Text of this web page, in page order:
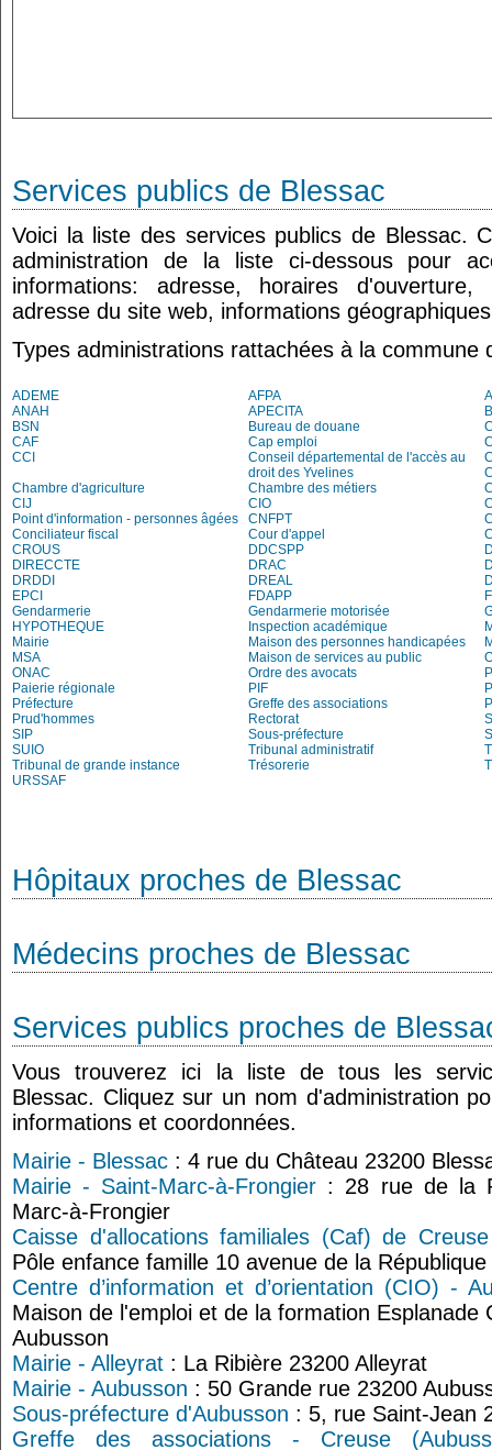
Services publics de Blessac
Voici la liste des services publics de Blessac.
administration de la liste ci-dessous pour
informations: adresse, horaires
adresse du site web, informations
Types administrations rattachées à la commune
ADEME AFPA
ANAH
APECITA
BSN
Bureau de douane
CAF
Cap emploi
CCI
Conseil départemental de l'accès au
droit des Yvelines
Chambre d'agriculture
Chambre des métiers
CIJ
CIO
Point d'information - personnes âgées
CNFPT
Conciliateur fiscal
Cour d'appel
CROUS
DDCSPP
DIRECCTE
DRAC
DRDDI
DREAL
EPCI
FDAPP
Gendarmerie
Gendarmerie motorisée
HYPOTHEQUE
Inspection académique
Mairie
Maison des personnes handicapées
MSA
Maison de services au public
ONAC
Ordre des avocats
Paierie régionale
PIF
Préfecture
Greffe des associations
Prud'hommes
Rectorat
SIP
Sous-préfecture
SUIO
Tribunal administratif
Tribunal de grande instance
Trésorerie
URSSAF
Hôpitaux proches de Blessac
Médecins proches de Blessac
Services publics proches de
Vous trouverez ici la liste de tous les
Blessac. Cliquez sur un nom d'administration
informations et coordonnées.
Mairie - Blessac : 4 rue du Château 23200
Mairie - Saint-Marc-à-Frongier : 28 rue de la
Marc-à-Frongier
Caisse d'allocations familiales (Caf) de
Pôle enfance famille 10 avenue de la
Centre d’information et d’orientation (CIO) -
Maison de l'emploi et de la formation Esplanade
Aubusson
Mairie - Alleyrat : La Ribière 23200 Alleyrat
Mairie - Aubusson : 50 Grande rue 23200
Sous-préfecture d'Aubusson : 5, rue Saint-Jean
Greffe des associations - Creuse